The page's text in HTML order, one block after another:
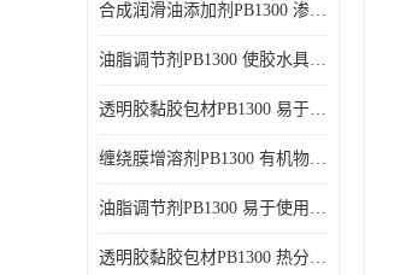
合成润滑油添加剂PB1300 渗透性好 使涂料具有更高的粘度
油脂调节剂PB1300 使胶水具有更好的透明度 耐老化
透明胶黏胶包材PB1300 易于使用和加工 耐老化
缠绕膜增溶剂PB1300 有机物质相容性好 易于使用和加工
油脂调节剂PB1300 易于使用和加工 化学稳定性好
透明胶黏胶包材PB1300 热分解后无残留物 良好的溶解性能